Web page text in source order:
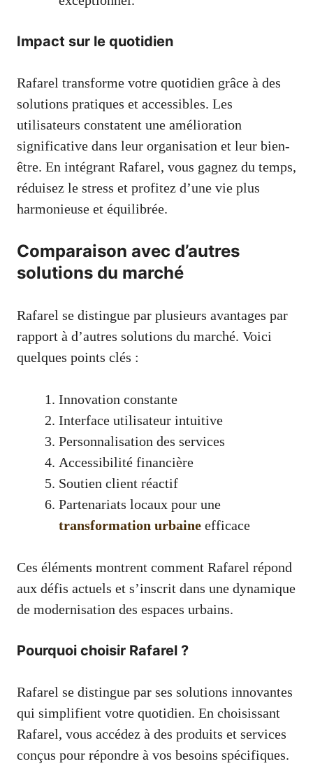
Impact sur le quotidien
Rafarel transforme votre quotidien grâce à des
solutions pratiques et accessibles. Les
utilisateurs constatent une amélioration
significative dans leur organisation et leur bien-
être. En intégrant Rafarel, vous gagnez du temps,
réduisez le stress et profitez d’une vie plus
harmonieuse et équilibrée.
Comparaison avec d’autres
solutions du marché
Rafarel se distingue par plusieurs avantages par
rapport à d’autres solutions du marché. Voici
quelques points clés :
Innovation constante
Interface utilisateur intuitive
Personnalisation des services
Accessibilité financière
Soutien client réactif
Partenariats locaux pour une
transformation urbaine efficace
Ces éléments montrent comment Rafarel répond
aux défis actuels et s’inscrit dans une dynamique
de modernisation des espaces urbains.
Pourquoi choisir Rafarel ?
Rafarel se distingue par ses solutions innovantes
qui simplifient votre quotidien. En choisissant
Rafarel, vous accédez à des produits et services
conçus pour répondre à vos besoins spécifiques.